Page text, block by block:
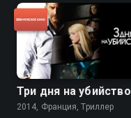
Три дня на убийство
2014, Франция, Триллер